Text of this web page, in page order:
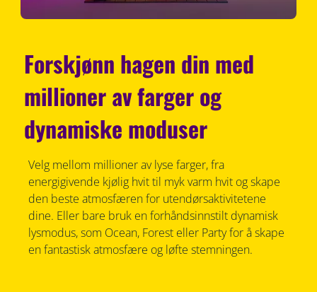
Forskjønn hagen din med
millioner av farger og
dynamiske moduser
Velg mellom millioner av lyse farger, fra
energigivende kjølig hvit til myk varm hvit og skape
den beste atmosfæren for utendørsaktivitetene
dine. Eller bare bruk en forhåndsinnstilt dynamisk
lysmodus, som Ocean, Forest eller Party for å skape
en fantastisk atmosfære og løfte stemningen.